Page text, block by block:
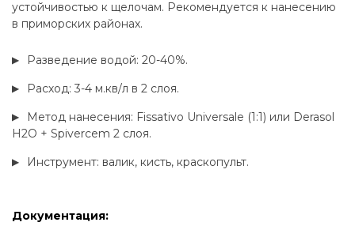
устойчивостью к щелочам. Рекомендуется к нанесению
в приморских районах.
Разведение водой: 20-40%.
Расход: 3-4 м.кв/л в 2 слоя.
Метод нанесения: Fissativo Universale (1:1) или Derasol
H2O + Spivercem 2 слоя.
Инструмент: валик, кисть, краскопульт.
Документация: